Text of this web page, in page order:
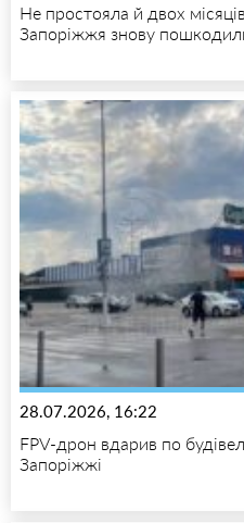
Не простояла й двох
Запоріжжя знову
28.07.2026, 16:22
FPV-дрон вдарив по
Запоріжжі